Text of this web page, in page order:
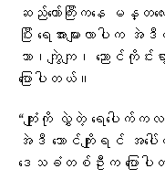
ဆည်တော်ကြီးကနေ မန္တ
ပြီး ရေအားများလာ
သာ၊ကျွဲကျ၊ ညောင်ကို
ပြောပါတယ်။
“ကျုံးကို လွှဲတဲ့ ရေပေါက်က
အဲဒီ ဘောင်ကျိုးရင် အပေါ်
ဒေသခံတစ်ဦးက ပြောပ